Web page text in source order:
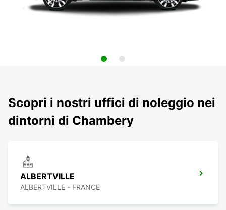
Scopri i nostri uffici di noleggio nei
dintorni di Chambery
ALBERTVILLE
ALBERTVILLE - FRANCE